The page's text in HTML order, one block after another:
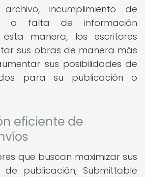
incumplimiento de
o falta de información
manera, los escritores
sus obras de manera más
sus posibilidades de
para su publicación o
eficiente de
que buscan maximizar sus
de publicación, Submittable